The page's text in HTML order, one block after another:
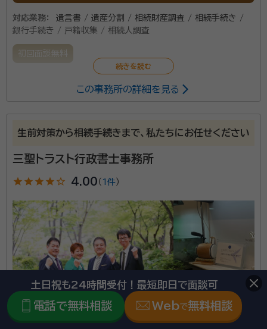
対応業務：
遺言書 / 遺産分割 / 相続財産調査 / 相続手続き /
銀行手続き / 戸籍収集 / 相続人調査
初回面談無料
この事務所の詳細を見る
生前対策から相続手続きまで、私たちにお任せください
三聖トラスト行政書士事務所
star star star star star_outline 4.00 （ 1件 ）
東京都杉並区に対応可能
土日祝も24時間受付！最短即日で面談可
電話で無料相談 Webで無料相談